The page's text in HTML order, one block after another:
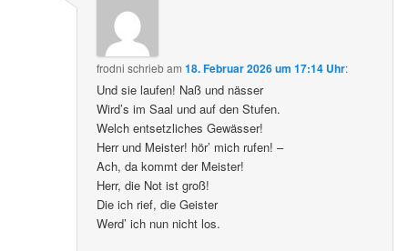
frodni schriebam18. Februar 2026 um 17:14 Uhr:
Und sie laufen! Naß und nässer
Wird’s im Saal und auf den Stufen.
Welch entsetzliches Gewässer!
Herr und Meister! hör’ mich rufen! –
Ach, da kommt der Meister!
Herr, die Not ist groß!
Die ich rief, die Geister
Werd’ ich nun nicht los.